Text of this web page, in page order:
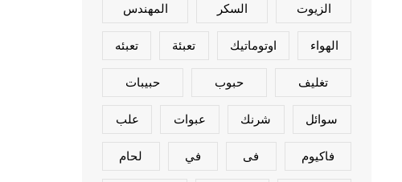
الزيوت السكر المهندس
الهواء اوتوماتيك تعبئة تعبئه
تغليف حبوب حبيبات
سوائل شرنك عبوات علب
فاكيوم فى في لحام